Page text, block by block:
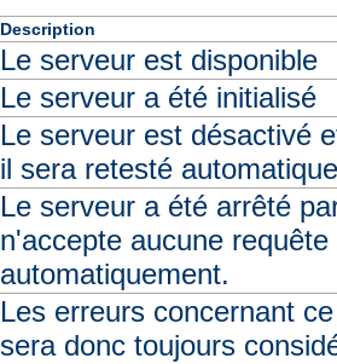
Description
Le serveur est disponible
Le serveur a été initialisé
Le serveur est désactivé
il sera retesté
Le serveur a été arrêté
n'accepte aucune
automatiquement.
Les erreurs concernant
sera donc toujours